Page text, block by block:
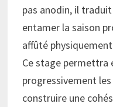
pas anodin, il
entamer la saison
affûté
Ce stage permettra
progressivement
construire une